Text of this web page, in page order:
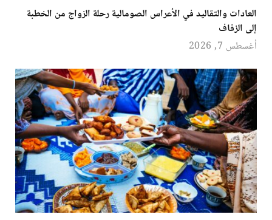
العادات والتقاليد في الأعراس الصومالية رحلة الزواج من الخطبة
إلى الزفاف
أغسطس 7, 2026